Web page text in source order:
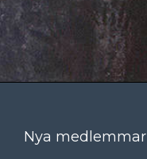
Nya medlemmar